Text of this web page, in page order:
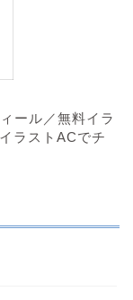
ール／無料イラ
ラストACでチ